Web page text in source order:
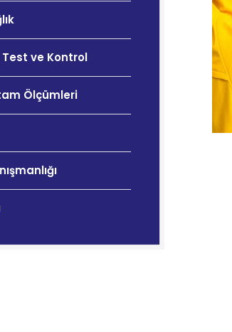
ve Kontrol
Ölçümleri